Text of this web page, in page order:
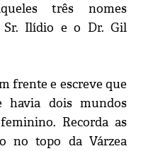
três nomes
Sr. Ilídio e o Dr. Gil
frente e escreve que
havia dois mundos
Recorda as
no topo da Várzea